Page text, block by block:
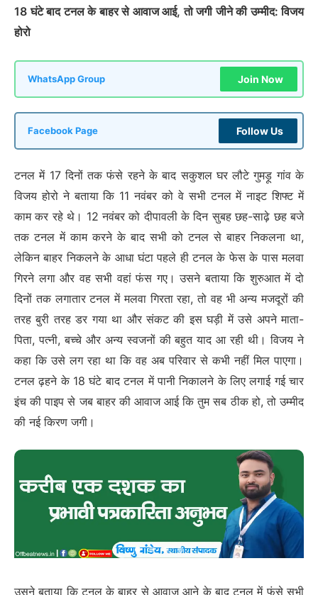
18 घंटे बाद टनल के बाहर से आवाज आई, तो जगी जीने की उम्मीद: विजय
होरो
WhatsApp Group Join Now
Facebook Page Follow Us
टनल में 17 दिनों तक फंसे रहने के बाद सकुशल घर लौटे गुमड़ू गांव के
विजय होरो ने बताया कि 11 नवंबर को वे सभी टनल में नाइट शिफ्ट में
काम कर रहे थे। 12 नवंबर को दीपावली के दिन सुबह छह-साढ़े छह बजे
तक टनल में काम करने के बाद सभी को टनल से बाहर निकलना था,
लेकिन बाहर निकलने के आधा घंटा पहले ही टनल के फेस के पास मलवा
गिरने लगा और वह सभी वहां फंस गए। उसने बताया कि शुरुआत में दो
दिनों तक लगातार टनल में मलवा गिरता रहा, तो वह भी अन्य मजदूरों की
तरह बुरी तरह डर गया था और संकट की इस घड़ी में उसे अपने माता-
पिता, पत्नी, बच्चे और अन्य स्वजनों की बहुत याद आ रही थी। विजय ने
कहा कि उसे लग रहा था कि वह अब परिवार से कभी नहीं मिल पाएगा।
टनल ढ़हने के 18 घंटे बाद टनल में पानी निकालने के लिए लगाई गई चार
इंच की पाइप से जब बाहर की आवाज आई कि तुम सब ठीक हो, तो उम्मीद
की नई किरण जगी।
उसने बताया कि टनल के बाहर से आवाज आने के बाद टनल में फंसे सभी